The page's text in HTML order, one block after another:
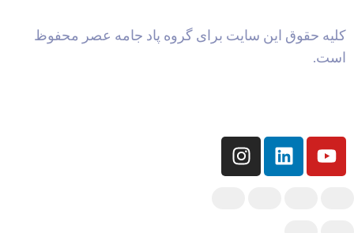
کلیه حقوق این سایت برای گروه پاد جامه عصر محفوظ
است.